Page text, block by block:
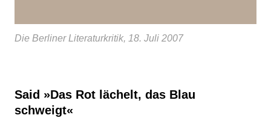
Die Berliner Literaturkritik, 18. Juli 2007
Said »Das Rot lächelt, das Blau
schweigt«